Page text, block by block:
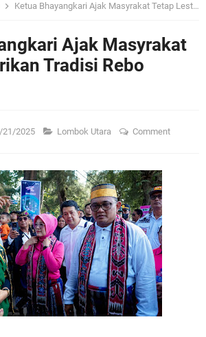
Ketua Bhayangkari Ajak Masyrakat Tetap Lestarikan Tradisi Rebo Bontong
Ajak Masyrakat
Tradisi Rebo
21/2025 Lombok Utara Comment